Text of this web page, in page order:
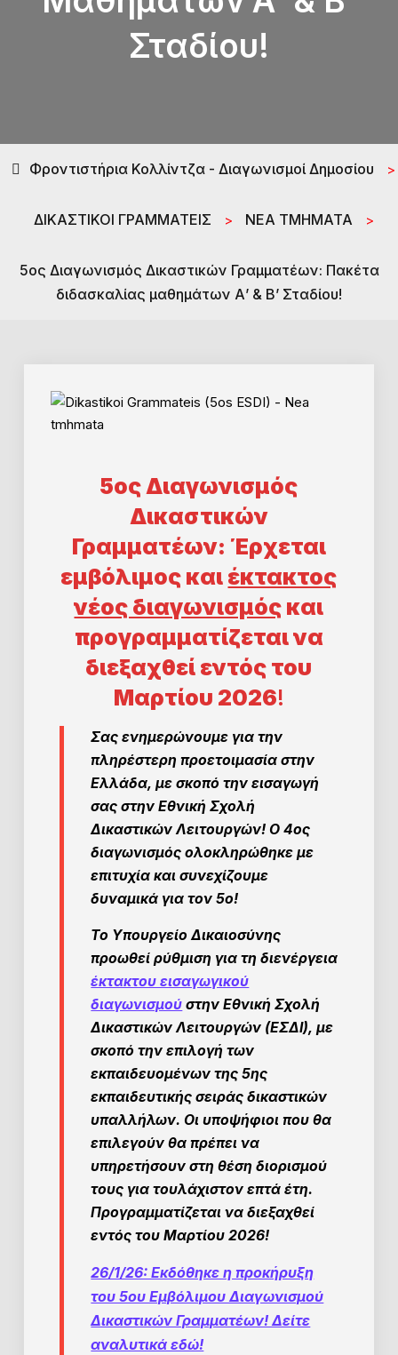
Σταδίου!
Φροντιστήρια Κολλίντζα - Διαγωνισμοί Δημοσίου >
ΔΙΚΑΣΤΙΚΟΙ ΓΡΑΜΜΑΤΕΙΣ > ΝΕΑ ΤΜΗΜΑΤΑ >
5ος Διαγωνισμός Δικαστικών Γραμματέων: Πακέτα
διδασκαλίας μαθημάτων Α’ & Β’ Σταδίου!
5ος Διαγωνισμός
Δικαστικών
Γραμματέων: Έρχεται
εμβόλιμος και έκτακτος
νέος διαγωνισμός και
προγραμματίζεται να
διεξαχθεί εντός του
Μαρτίου 2026!
Σας ενημερώνουμε για την
πληρέστερη προετοιμασία στην
Ελλάδα, με σκοπό την εισαγωγή
σας στην Εθνική Σχολή
Δικαστικών Λειτουργών! Ο 4ος
διαγωνισμός ολοκληρώθηκε με
επιτυχία και συνεχίζουμε
δυναμικά για τον 5ο!
Το Υπουργείο Δικαιοσύνης
προωθεί ρύθμιση για τη διενέργεια
έκτακτου εισαγωγικού
διαγωνισμού στην Εθνική Σχολή
Δικαστικών Λειτουργών (ΕΣΔΙ), με
σκοπό την επιλογή των
εκπαιδευομένων της5ης
εκπαιδευτικής σειράς δικαστικών
υπαλλήλων. Οι υποψήφιοι που θα
επιλεγούν θα πρέπει να
υπηρετήσουν στη θέση διορισμού
τους για τουλάχιστον επτά έτη.
Προγραμματίζεται να διεξαχθεί
εντός του Μαρτίου 2026!
26/1/26: Εκδόθηκε η προκήρυξη
του 5ου Εμβόλιμου Διαγωνισμού
Δικαστικών Γραμματέων! Δείτε
αναλυτικά εδώ!